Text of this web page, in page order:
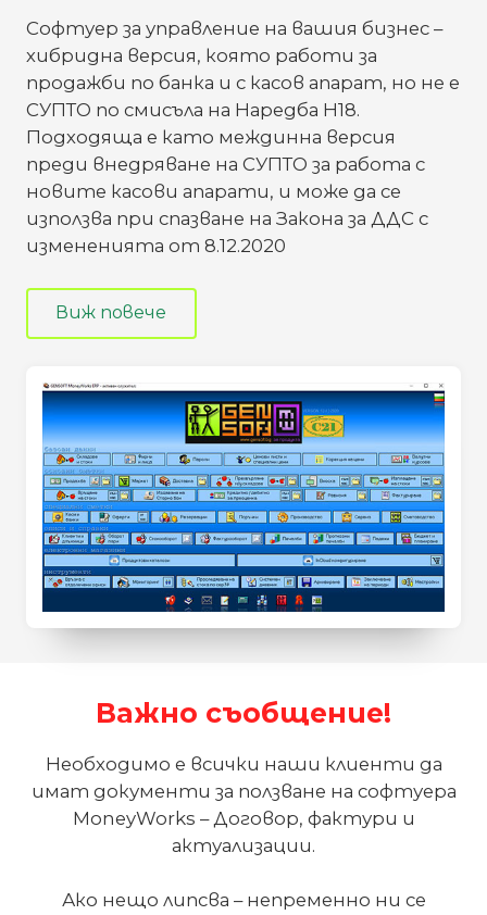
Софтуер за управление на вашия бизнес –
хибридна версия, която работи за
продажби по банка и с касов апарат, но не е
СУПТО по смисъла на Наредба Н18.
Подходяща е като междинна версия
преди внедряване на СУПТО за работа с
новите касови апарати, и може да се
използва при спазване на Закона за ДДС с
измененията от 8.12.2020
Виж повече
Важно съобщение!
Необходимо е всички наши клиенти да
имат документи за ползване на софтуера
MoneyWorks – Договор, фактури и
актуализации.
Ако нещо липсва – непременно ни се